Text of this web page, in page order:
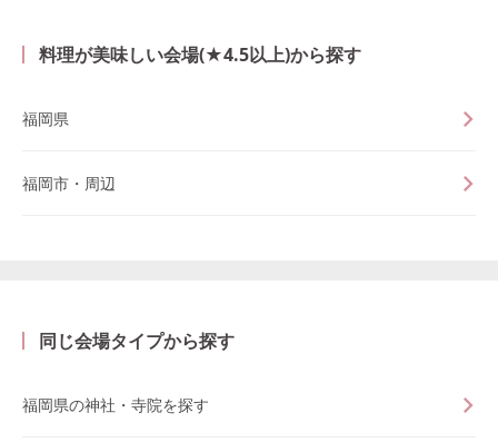
料理が美味しい会場(★4.5以上)から探す
福岡県
福岡市・周辺
同じ会場タイプから探す
福岡県の神社・寺院を探す